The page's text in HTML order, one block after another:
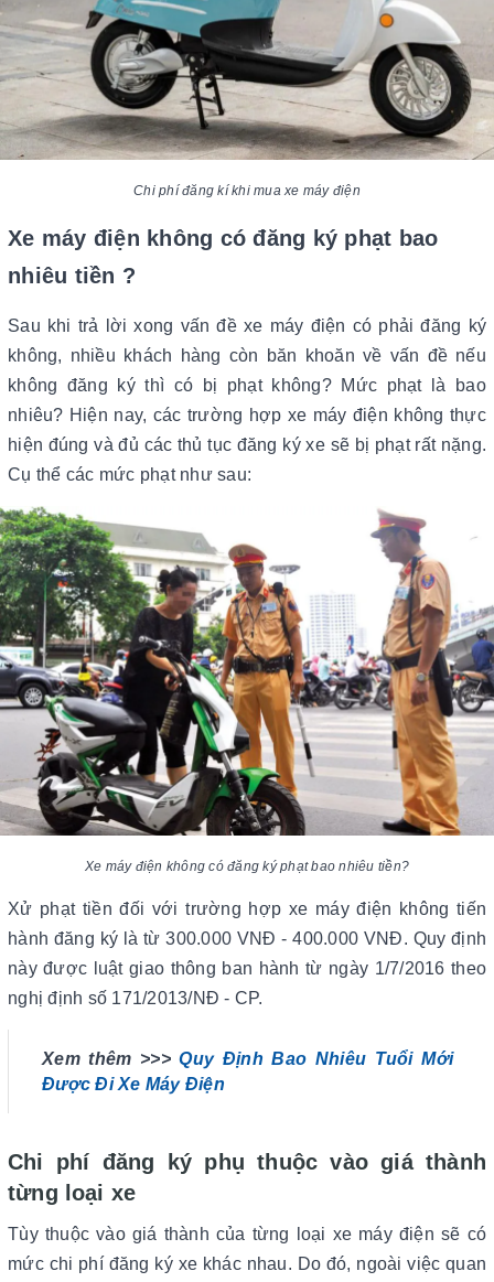
Chi phí đăng kí khi mua xe máy điện
Xe máy điện không có đăng ký phạt bao
nhiêu tiền ?
Sau khi trả lời xong vấn đề xe máy điện có phải đăng ký
không, nhiều khách hàng còn băn khoăn về vấn đề nếu
không đăng ký thì có bị phạt không? Mức phạt là bao
nhiêu? Hiện nay, các trường hợp xe máy điện không thực
hiện đúng và đủ các thủ tục đăng ký xe sẽ bị phạt rất nặng.
Cụ thể các mức phạt như sau:
Xe máy điện không có đăng ký phạt bao nhiêu tiền?
Xử phạt tiền đối với trường hợp xe máy điện không tiến
hành đăng ký là từ 300.000 VNĐ - 400.000 VNĐ. Quy định
này được luật giao thông ban hành từ ngày 1/7/2016 theo
nghị định số 171/2013/NĐ - CP.
Xem thêm >>>Quy Định Bao Nhiêu Tuổi Mới
Được Đi Xe Máy Điện
Chi phí đăng ký phụ thuộc vào giá thành
từng loại xe
Tùy thuộc vào giá thành của từng loại xe máy điện sẽ có
mức chi phí đăng ký xe khác nhau. Do đó, ngoài việc quan